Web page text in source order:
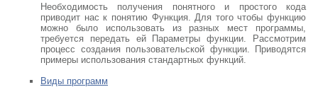
Необходимость получения понятного и простого кода
приводит нас к понятию Функция. Для того чтобы функцию
можно было использовать из разных мест программы,
требуется передать ей Параметры функции. Рассмотрим
процесс создания пользовательской функции. Приводятся
примеры использования стандартных функций.
Виды программ